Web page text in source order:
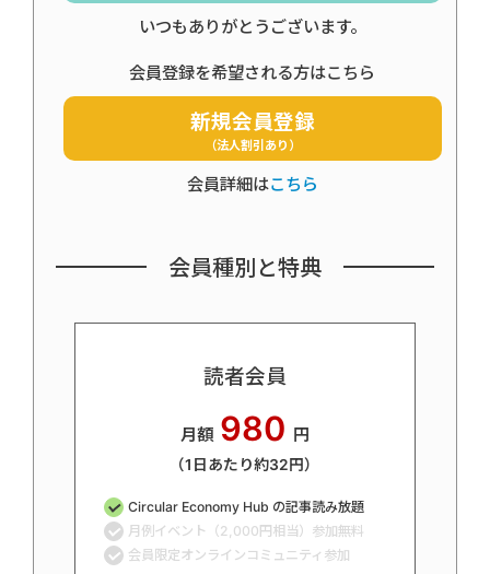
いつもありがとうございます。
会員登録を希望される方はこちら
新規会員登録
（法人割引あり）
会員詳細はこちら
会員種別と特典
読者会員
月額 980 円
（1日あたり約32円）
Circular Economy Hub の記事読み放題
月例イベント（2,000円相当）参加無料
会員限定オンラインコミュニティ参加